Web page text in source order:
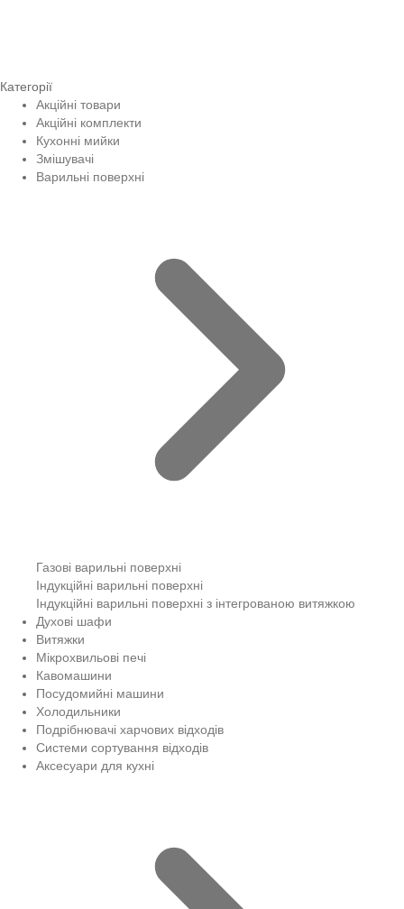
Категорії
Акційні товари
Акційні комплекти
Кухонні мийки
Змішувачі
Варильні поверхні
Газові варильні поверхні
Індукційні варильні поверхні
Індукційні варильні поверхні з інтегрованою витяжкою
Духові шафи
Витяжки
Мікрохвильові печі
Кавомашини
Посудомийні машини
Холодильники
Подрібнювачі харчових відходів
Системи сортування відходів
Аксесуари для кухні